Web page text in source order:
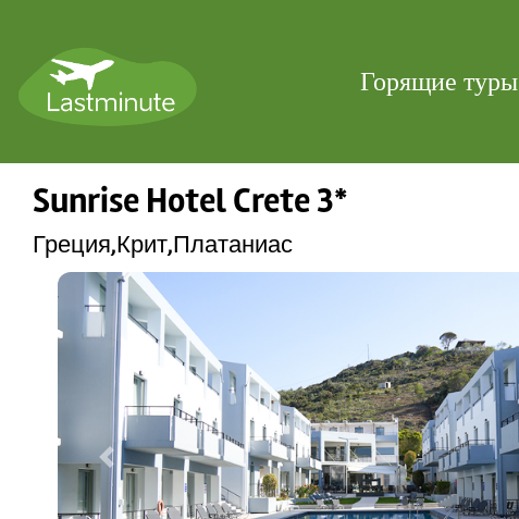
Горящие туры
Sunrise Hotel Crete 3*
Греция,Крит,Платаниас
Previous